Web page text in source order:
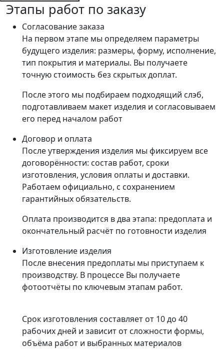
Этапы работ по заказу
Согласование заказа
На первом этапе мы определяем параметры
будущего изделия: размеры, форму, исполнение,
тип покрытия и материалы. Вы получаете
точную стоимость без скрытых доплат.
После этого мы подбираем подходящий слэб,
подготавливаем макет изделия и согласовываем
его перед началом работ
Договор и оплата
После утверждения изделия мы фиксируем все
договорённости: состав работ, сроки
изготовления, условия оплаты и доставки.
Работаем официально, с сохранением
гарантийных обязательств.
Оплата производится в два этапа: предоплата и
окончательный расчёт по готовности изделия
Изготовление изделия
После внесения предоплаты мы приступаем к
производству. В процессе Вы получаете
фотоотчёты по ключевым этапам работ.
Срок изготовления составляет от 10 до 40
рабочих дней и зависит от сложности формы,
объёма работ и выбранных материалов